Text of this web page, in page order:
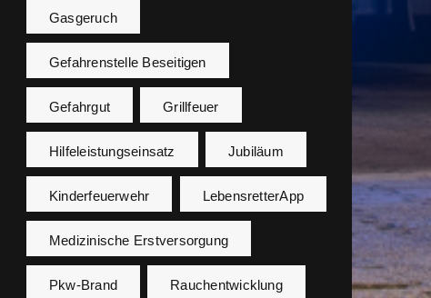
Gasgeruch
Gefahrenstelle Beseitigen
Gefahrgut Grillfeuer
Hilfeleistungseinsatz Jubiläum
Kinderfeuerwehr LebensretterApp
Medizinische Erstversorgung
Pkw-Brand Rauchentwicklung